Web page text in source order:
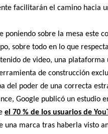
facilitarán el camino hacia
poniendo sobre la mesa este
sobre todo en lo que
de video, una plataforma
de construcción
del poder de una correcta
Google publicó un estudio
el 70 % de los usuarios de
una marca tras haberla visto